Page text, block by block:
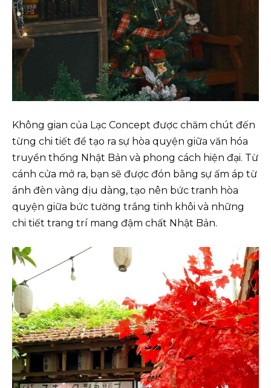
Không gian của Lạc Concept được chăm chút đến
từng chi tiết để tạo ra sự hòa quyện giữa văn hóa
truyền thống Nhật Bản và phong cách hiện đại. Từ
cánh cửa mở ra, bạn sẽ được đón bằng sự ấm áp từ
ánh đèn vàng dịu dàng, tạo nên bức tranh hòa
quyện giữa bức tường trắng tinh khôi và những
chi tiết trang trí mang đậm chất Nhật Bản.